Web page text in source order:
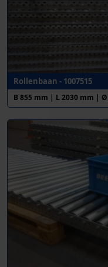
Rollenbaan - 1007515
B 855 mm | L 2030 mm |